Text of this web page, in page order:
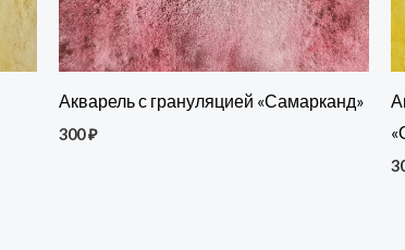
Акварель с грануляцией «Самарканд»
300₽